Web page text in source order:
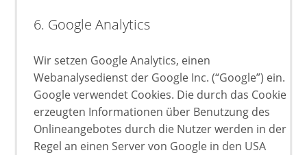
6. Google Analytics
Wir setzen Google Analytics, einen
Webanalysedienst der Google Inc. (“Google”) ein.
Google verwendet Cookies. Die durch das Cookie
erzeugten Informationen über Benutzung des
Onlineangebotes durch die Nutzer werden in der
Regel an einen Server von Google in den USA